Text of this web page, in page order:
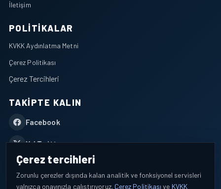
İletişim
POLITIKALAR
KVKK Aydınlatma Metni
Çerez Politikası
Çerez Tercihleri
TAKIPTE KALIN
Facebook
X / Twitter
YouTube
WhatsApp
Çerez tercihleri
Zorunlu çerezler dışında kalan analitik ve fonksiyonel servisleri
yalnızca onayınızla çalıştırıyoruz. Çerez Politikası ve KVKK